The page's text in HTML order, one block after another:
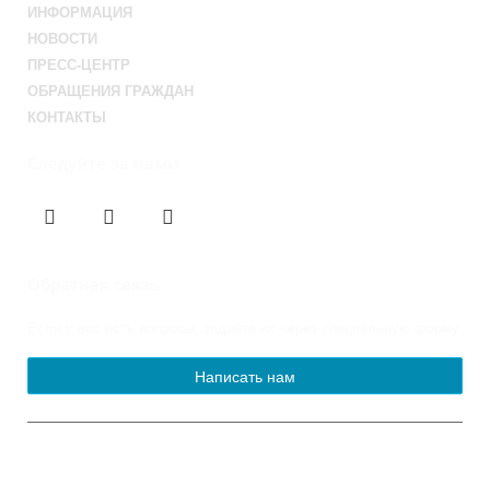
ИНФОРМАЦИЯ
НОВОСТИ
ПРЕСС-ЦЕНТР
ОБРАЩЕНИЯ ГРАЖДАН
КОНТАКТЫ
Написать нам